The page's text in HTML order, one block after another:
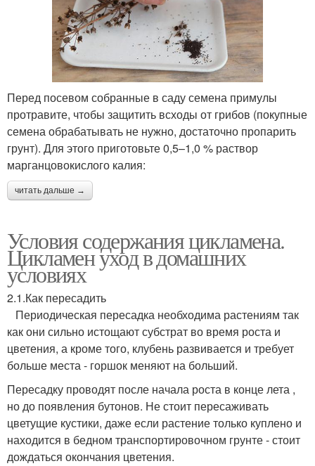
Перед посевом собранные в саду семена примулы
протравите, чтобы защитить всходы от грибов (покупные
семена обрабатывать не нужно, достаточно пропарить
грунт). Для этого приготовьте 0,5–1,0 % раствор
марганцовокислого калия:
читать дальше →
Условия содержания цикламена.
Цикламен уход в домашних
условиях
2.1.Как пересадить
Периодическая пересадка необходима растениям так
как они сильно истощают субстрат во время роста и
цветения, а кроме того, клубень развивается и требует
больше места - горшок меняют на больший.
Пересадку проводят после начала роста в конце лета ,
но до появления бутонов. Не стоит пересаживать
цветущие кустики, даже если растение только куплено и
находится в бедном транспортировочном грунте - стоит
дождаться окончания цветения.